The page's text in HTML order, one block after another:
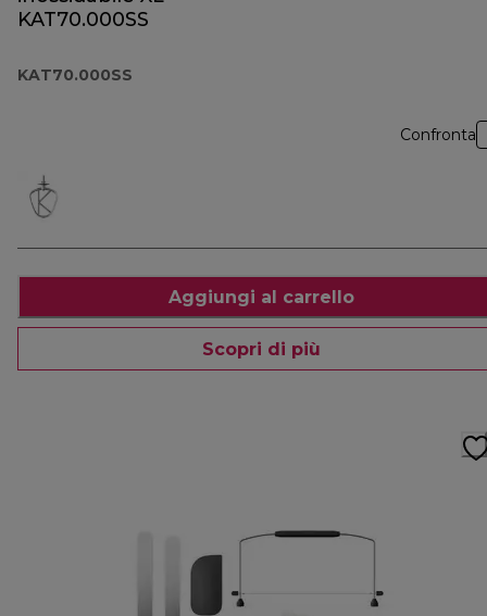
KAT70.000SS
KAT70.000SS
Confronta
Aggiungi al carrello
Scopri di più